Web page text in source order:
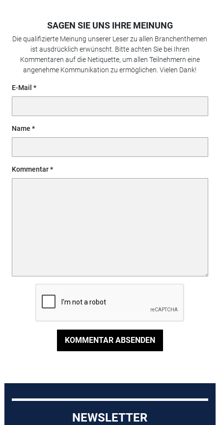
SAGEN SIE UNS IHRE MEINUNG
Die qualifizierte Meinung unserer Leser zu allen Branchenthemen
ist ausdrücklich erwünscht. Bitte achten Sie bei Ihren
Kommentaren auf die Netiquette, um allen Teilnehmern eine
angenehme Kommunikation zu ermöglichen. Vielen Dank!
E-Mail
Name
Kommentar
KOMMENTAR ABSENDEN
NEWSLETTER